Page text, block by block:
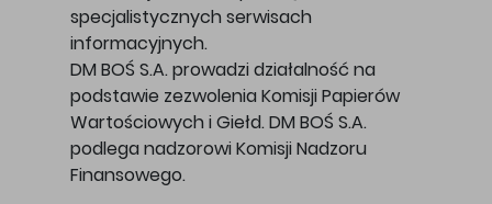
specjalistycznych serwisach
informacyjnych.
DM BOŚ S.A. prowadzi działalność na
podstawie zezwolenia Komisji Papierów
Wartościowych i Giełd. DM BOŚ S.A.
podlega nadzorowi Komisji Nadzoru
Finansowego.